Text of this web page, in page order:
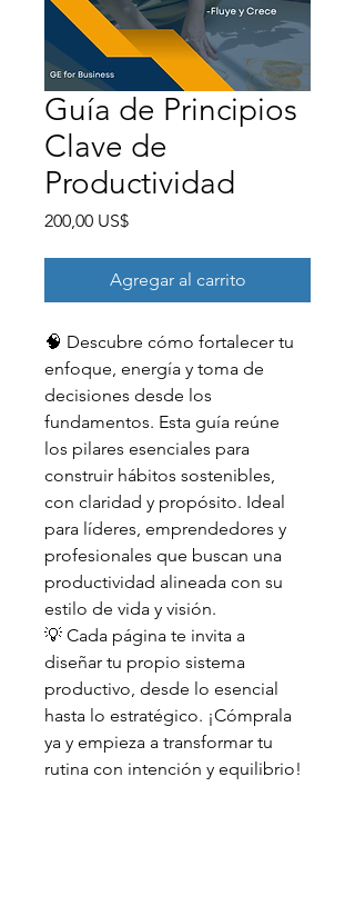
Guía de Principios
Clave de
Productividad
200,00 US$Precio
Agregar al carrito
🧠 Descubre cómo fortalecer tu
enfoque, energía y toma de
decisiones desde los
fundamentos. Esta guía reúne
los pilares esenciales para
construir hábitos sostenibles,
con claridad y propósito. Ideal
para líderes, emprendedores y
profesionales que buscan una
productividad alineada con su
estilo de vida y visión.
💡 Cada página te invita a
diseñar tu propio sistema
productivo, desde lo esencial
hasta lo estratégico. ¡Cómprala
ya y empieza a transformar tu
rutina con intención y equilibrio!